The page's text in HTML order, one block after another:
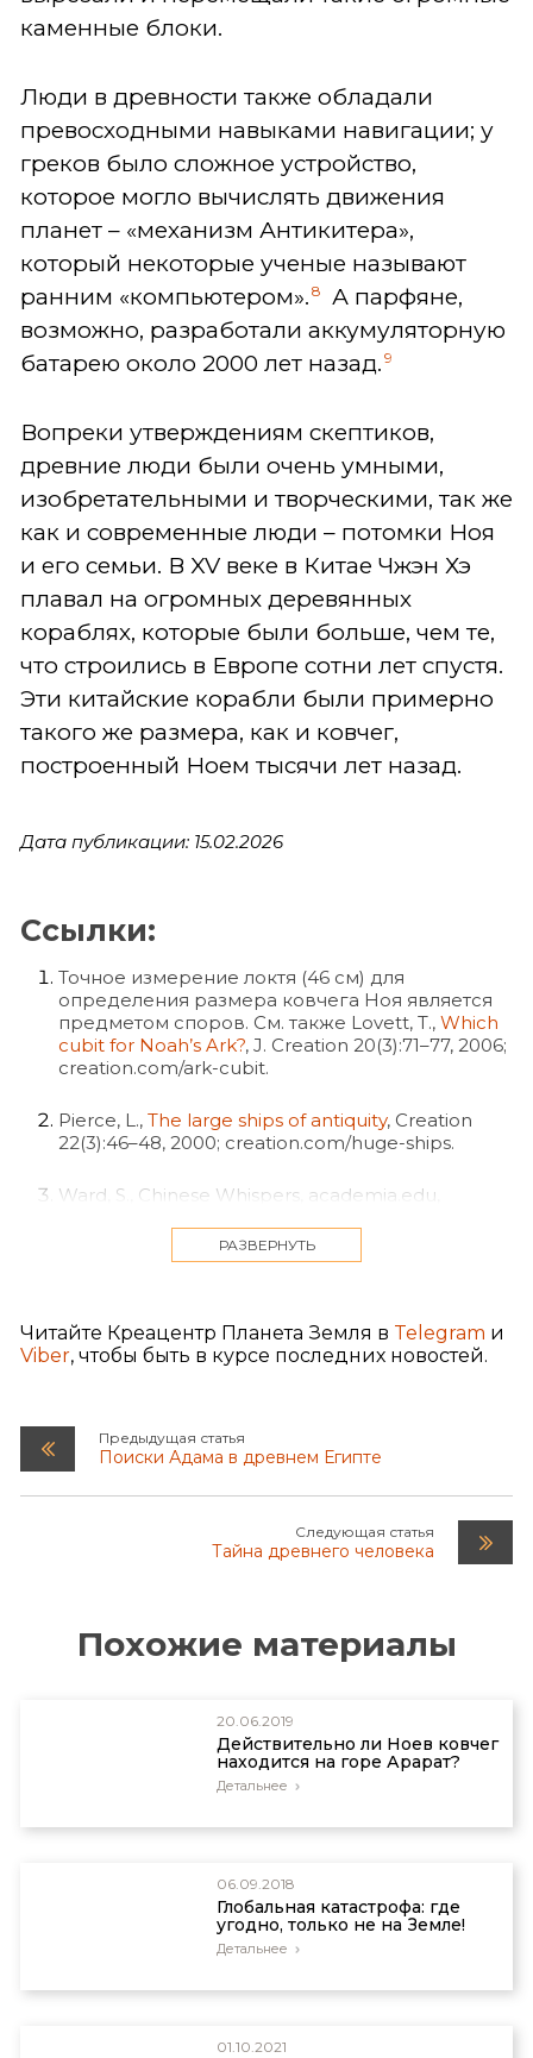
каменные блоки.
Люди в древности также обладали
превосходными навыками навигации; у
греков было сложное устройство,
которое могло вычислять движения
планет – «механизм Антикитера»,
который некоторые ученые называют
ранним «компьютером». 8
А парфяне,
возможно, разработали аккумуляторную
батарею около 2000 лет назад. 9
Вопреки утверждениям скептиков,
древние люди были очень умными,
изобретательными и творческими, так же
как и современные люди – потомки Ноя
и его семьи. В XV веке в Китае Чжэн Хэ
плавал на огромных деревянных
кораблях, которые были больше, чем те,
что строились в Европе сотни лет спустя.
Эти китайские корабли были примерно
такого же размера, как и ковчег,
построенный Ноем тысячи лет назад.
Дата публикации: 15.02.2026
Ссылки:
Точное измерение локтя (46 см) для
определения размера ковчега Ноя является
предметом споров. См. также Lovett, T., Which
cubit for Noah’s Ark?, J. Creation 20(3):71–77, 2006;
creation.com/ark-cubit.
Pierce, L., The large ships of antiquity, Creation
22(3):46–48, 2000; creation.com/huge-ships.
Ward, S., Chinese Whispers, academia.edu,
Waley-Cohen, J., The Sextants of Beijing: Global
Ref. 4.
asianhistory.about.com, 2014.
Anqi, L., Zheng He’s Seven Voyages of Peace—An
www.rmhb.com.cn, 2014.
также Smith, C.,Japheth, remember to turn off
the computer…, creation.com/antikythera, 22
Ancient civilizations and modern
, Creation 17(2):40–43, 1995;
creation.com/ancient-man.
РАЗВЕРНУТЬ
Читайте Креацентр Планета Земля в Telegram и
Viber, чтобы быть в курсе последних новостей.
Предыдущая статья
Поиски Адама в древнем Египте
Следующая статья
Тайна древнего человека
Похожие материалы
20.06.2019
Действительно ли Ноев ковчег
находится на горе Арарат?
Детальнее
06.09.2018
Глобальная катастрофа: где
угодно, только не на Земле!
Детальнее
01.10.2021